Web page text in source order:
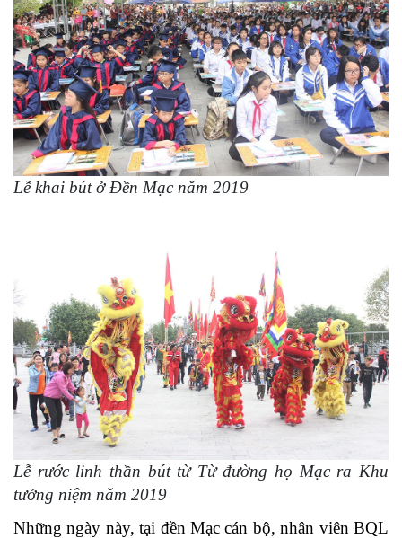
Lễ khai bút ở Đền Mạc năm 2019
Lễ rước linh thần bút từ Từ đường họ Mạc ra Khu
tưởng niệm năm 2019
Những ngày này, tại đền Mạc cán bộ, nhân viên BQL